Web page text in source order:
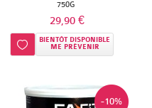
750G
29,90 €
Ajouter à ma liste d’envie
BIENTÔT DISPONIBLE
ME PRÉVENIR
-10%